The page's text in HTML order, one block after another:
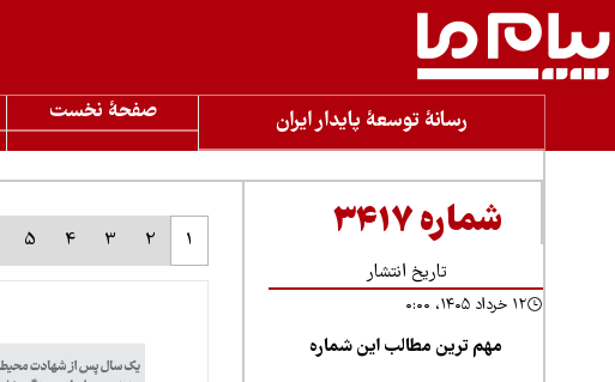
رسانۀ توسعۀ پایدار ایران صفحۀ نخست
شماره ۳۴۱۷
تاریخ انتشار
۱۲ خرداد ۱۴۰۵، ۰:۰۰
مهم ترین مطالب این شماره
1
2
3
4
5